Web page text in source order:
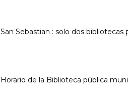
San Sebastian : solo dos bibliotecas
Horario de la Biblioteca pública